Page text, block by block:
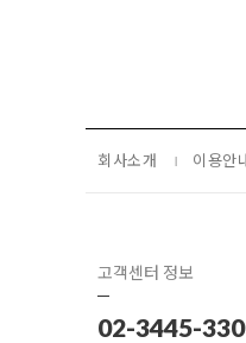
회사소개 이용안
고객센터 정보
02-3445-